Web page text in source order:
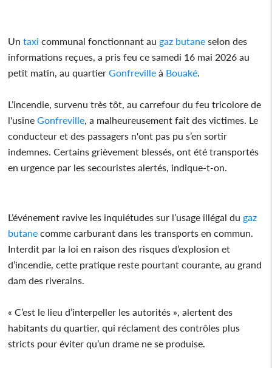
Un taxi communal fonctionnant au gaz butane selon des
informations reçues, a pris feu ce samedi 16 mai 2026 au
petit matin, au quartier Gonfreville à Bouaké
L’incendie, survenu très tôt, au carrefour du feu tricolore de
l'usine Gonfreville , a malheureusement fait des victimes. Le
conducteur et des passagers n'ont pas pu s’en sortir
indemnes. Certains grièvement blessés, ont été transportés
en urgence par les secouristes alertés, indique-t-on.
L’événement ravive les inquiétudes sur l’usage illégal du gaz
butane comme carburant dans les transports en commun.
Interdit par la loi en raison des risques d’explosion et
d’incendie, cette pratique reste pourtant courante, au grand
dam des riverains.
« C’est le lieu d’interpeller les autorités », alertent des
habitants du quartier, qui réclament des contrôles plus
stricts pour éviter qu’un drame ne se produise.